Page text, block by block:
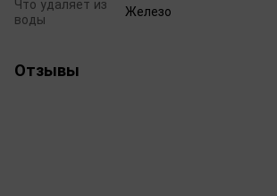
Что удаляет из
воды
Железо
Отзывы